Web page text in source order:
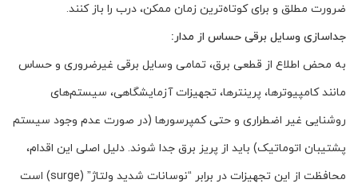
ضرورت مطلق و برای کوتاه‌ترین زمان ممکن، درب را باز کنند.
جداسازی وسایل برقی حساس از مدار:
به محض اطلاع از قطعی برق، تمامی وسایل برقی غیرضروری و حساس
مانند کامپیوترها، پرینترها، تجهیزات آزمایشگاهی، سیستم‌های
روشنایی غیر اضطراری و حتی کمپرسورها (در صورت عدم وجود سیستم
پشتیبان اتوماتیک) باید از پریز برق جدا شوند. دلیل اصلی این اقدام،
محافظت از این تجهیزات در برابر “نوسانات شدید ولتاژ” (surge) است